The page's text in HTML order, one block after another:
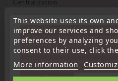
Centralization
BORA GOLF IV TOUAREG
€11.90Price
This website uses its own
improve our services and
preferences by analyzing
consent to their use, click
More information
« Attention, notre société
10 aout au 1 septembre
commandes sont traitées
le service réparation nous
télécommande avant le 6
réexpédiée avant le 7 aout.
compréhension»